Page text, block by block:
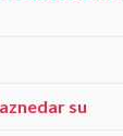
su